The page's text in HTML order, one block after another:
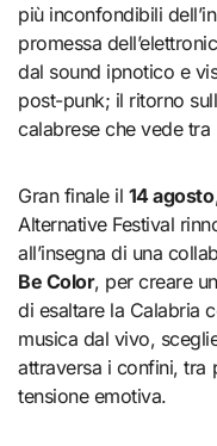
più inconfondibili
promessa
dal sound ipnotico e
post-punk; il ritorno
calabrese che vede
Gran finale il 14 agosto
Alternative Festival
all’insegna di una
Be Color, per creare
di esaltare la Calabria
musica dal vivo,
attraversa i confini, tra
tensione emotiva.